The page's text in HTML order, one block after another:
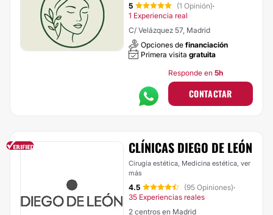
5 (1 Opinión)·
1 Experiencia real
C/ Velázquez 57, Madrid
Opciones de financiación
Primera visita gratuita
Responde en 5h
CONTACTAR
CLÍNICAS DIEGO DE LEÓN
Cirugía estética, Medicina estética, ver
más
4.5 (95 Opiniones)·
35 Experiencias reales
2 centros en Madrid